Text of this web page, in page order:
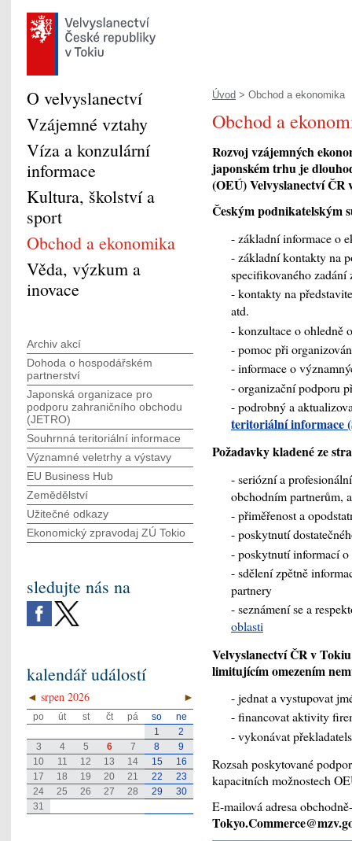
Úvod > Obchod a ekonomika
Obchod a
Rozvoj vzájemných
japonském trhu je
(OEÚ) Velvyslanectví ČR
Českým podnikatelským
- základní informace o
- základní kontakty na
specifikovaného zadání
- kontakty na
atd.
- konzultace o ohledně
- pomoc při
- informace o
- organizační podporu
- podrobný a
teritoriální informace
Požadavky kladené ze
- seriózní a
obchodním partnerům,
- přiměřenost a
- poskytnutí
- poskytnutí informací
- sdělení zpětně
partnery
- seznámení se a
oblasti
Velvyslanectví ČR v
limitujícím omezením
- jednat a vystupovat
- financovat aktivity
- vykonávat
Rozsah poskytované
kapacitních možnostech
E-mailová adresa
O velvyslanectví
Vzájemné vztahy
Víza a konzulární
informace
Kultura, školství a
sport
Obchod a ekonomika
Věda, výzkum a
inovace
Archiv akcí
Dohoda o hospodářském
partnerství
Japonská organizace pro
podporu zahraničního obchodu
(JETRO)
Souhrnná teritoriální informace
Významné veletrhy a výstavy
EU Business Hub
Zemědělství
Užitečné odkazy
Ekonomický zpravodaj ZÚ Tokio
sledujte nás na
kalendář událostí
◄ ►
srpen 2026
po út st čt pá so
ne
1
2
3
4 5 6 7 8
9
10
11 12 13 14 15
16
17
18 19 20 21 22
23
24
25 26 27 28 29
30
31